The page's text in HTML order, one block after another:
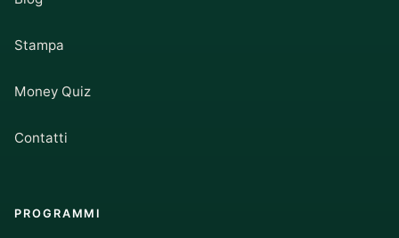
Stampa
Money Quiz
Contatti
PROGRAMMI